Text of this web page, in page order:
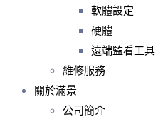
軟體設定
硬體
遠端監看工具
維修服務
關於滿景
公司簡介